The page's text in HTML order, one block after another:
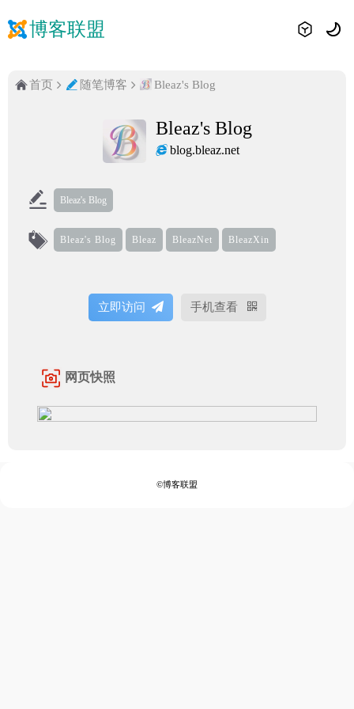
博客联盟
首页 随笔博客 Bleaz's Blog
Bleaz's Blog
blog.bleaz.net
Bleaz's Blog
Bleaz's Blog Bleaz BleazNet BleazXin
立即访问 手机查看
网页快照
©博客联盟